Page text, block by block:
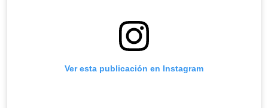
Ver esta publicación en Instagram